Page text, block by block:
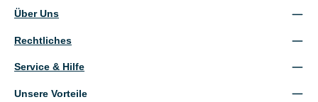
Über Uns
Rechtliches
Service & Hilfe
Unsere Vorteile